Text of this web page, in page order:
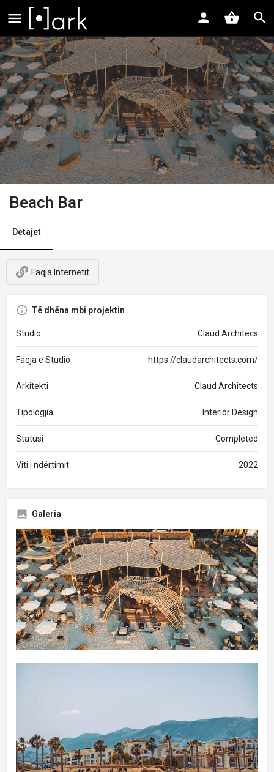
Beach Bar
Detajet
Faqja Internetit
Të dhëna mbi projektin
Studio Claud Architecs
Faqja e Studio https://claudarchitects.com/
Arkitekti Claud Architects
Tipologjia Interior Design
Statusi Completed
Viti i ndërtimit 2022
Galeria